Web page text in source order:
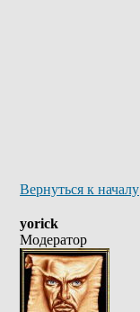
Вернуться к началу
yorick
Модератор